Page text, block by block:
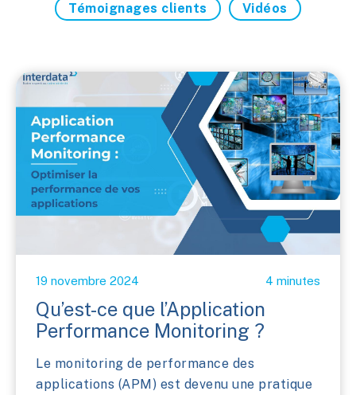
Témoignages clients Vidéos
19 novembre 2024 4 minutes
Qu’est-ce que l’Application
Performance Monitoring ?
Le monitoring de performance des
applications (APM) est devenu une pratique